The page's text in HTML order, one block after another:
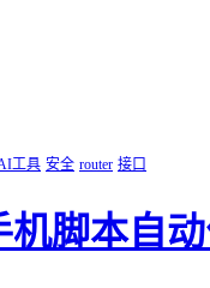
工具 安全 router 接口
机脚本自